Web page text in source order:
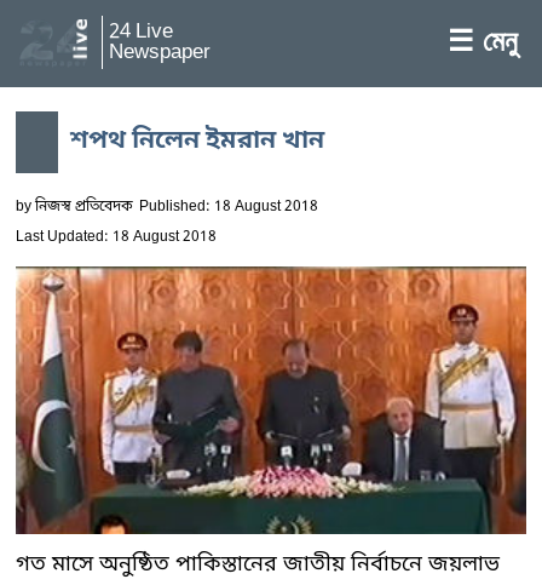
24 Live
Newspaper ☰ মেনু
শপথ নিলেন ইমরান খান
byনিজস্ব প্রতিবেদক Published: 18 August 2018
Last Updated: 18 August 2018
গত মাসে অনুষ্ঠিত পাকিস্তানের জাতীয় নির্বাচনে জয়লাভ